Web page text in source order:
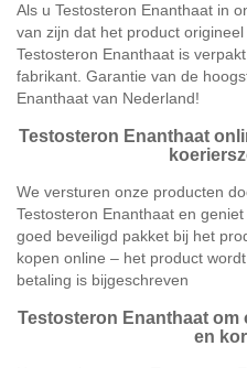
Als u Testosteron Enanthaat in
van zijn dat het product
Testosteron Enanthaat is
fabrikant. Garantie van de
Enanthaat van Nederland!
Testosteron Enanthaat
We versturen onze producten
Testosteron Enanthaat en
goed beveiligd pakket bij het
kopen online – het product
betaling is bijgeschreven
Testosteron Enanthaat
en